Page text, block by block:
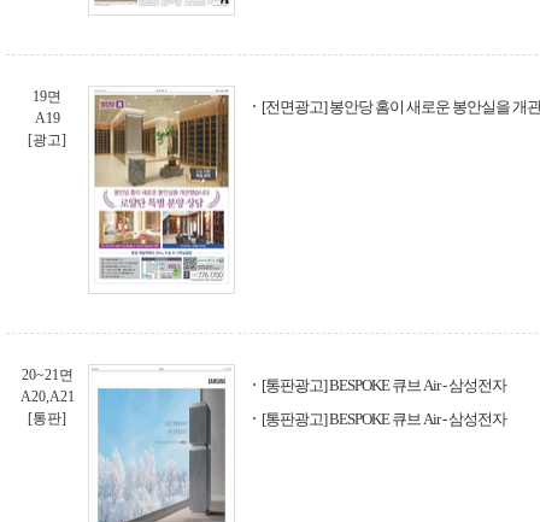
19면
A19
[광고]
[전면광고] 봉안당 홈이 새로운 봉안실을 개
20~21면
A20,A21
[통판]
[통판광고] BESPOKE 큐브 Air - 삼성전자
[통판광고] BESPOKE 큐브 Air - 삼성전자